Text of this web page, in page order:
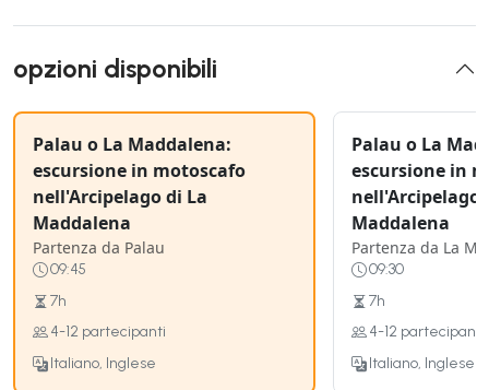
opzioni disponibili
Palau o La Maddalena:
escursione in motoscafo
nell'Arcipelago di La
Maddalena
Partenza da Palau
09:45
7h
4-12 partecipanti
Italiano, Inglese
Palau o La
escursione in
nell'Arcipelago
Maddalena
Partenza da La
09:30
7h
4-12 partecipanti
Italiano, Inglese